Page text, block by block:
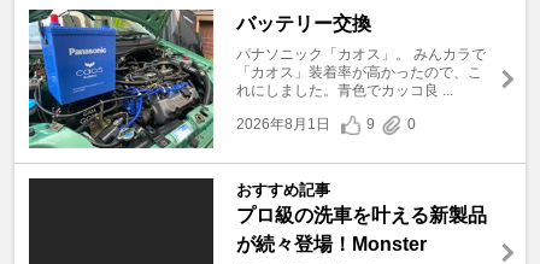
バッテリー交換
パナソニック「カオス」。 みんカラで
「カオス」装着率が高かったので、こ
れにしました。青色でカッコ良 ...
2026年8月1日
9 0
おすすめ記事
プロ級の洗車を叶える新製品
が続々登場！Monster